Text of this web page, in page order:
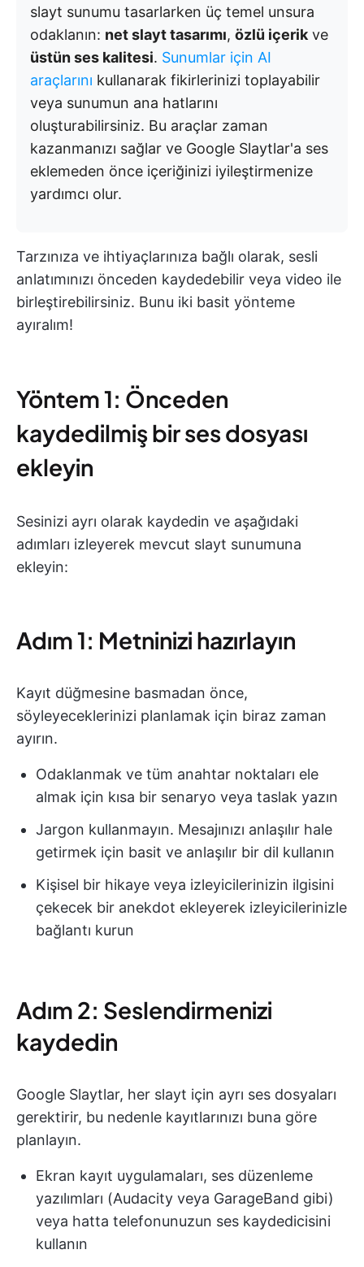
slayt sunumu tasarlarken üç temel unsura
odaklanın: net slayt tasarımı, özlü içerik ve
üstün ses kalitesi. Sunumlar için AI
araçlarını kullanarak fikirlerinizi toplayabilir
veya sunumun ana hatlarını
oluşturabilirsiniz. Bu araçlar zaman
kazanmanızı sağlar ve Google Slaytlar'a ses
eklemeden önce içeriğinizi iyileştirmenize
yardımcı olur.
Tarzınıza ve ihtiyaçlarınıza bağlı olarak, sesli
anlatımınızı önceden kaydedebilir veya video ile
birleştirebilirsiniz. Bunu iki basit yönteme
ayıralım!
Yöntem 1: Önceden
kaydedilmiş bir ses dosyası
ekleyin
Sesinizi ayrı olarak kaydedin ve aşağıdaki
adımları izleyerek mevcut slayt sunumuna
ekleyin:
Adım 1: Metninizi hazırlayın
Kayıt düğmesine basmadan önce,
söyleyeceklerinizi planlamak için biraz zaman
ayırın.
Odaklanmak ve tüm anahtar noktaları ele
almak için kısa bir senaryo veya taslak yazın
Jargon kullanmayın. Mesajınızı anlaşılır hale
getirmek için basit ve anlaşılır bir dil kullanın
Kişisel bir hikaye veya izleyicilerinizin ilgisini
çekecek bir anekdot ekleyerek izleyicilerinizle
bağlantı kurun
Adım 2: Seslendirmenizi
kaydedin
Google Slaytlar, her slayt için ayrı ses dosyaları
gerektirir, bu nedenle kayıtlarınızı buna göre
planlayın.
Ekran kayıt uygulamaları, ses düzenleme
yazılımları (Audacity veya GarageBand gibi)
veya hatta telefonunuzun ses kaydedicisini
kullanın